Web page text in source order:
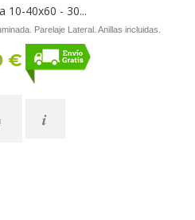
10-40x60 - 30...
Parelaje Lateral. Anillas incluidas.
€
i